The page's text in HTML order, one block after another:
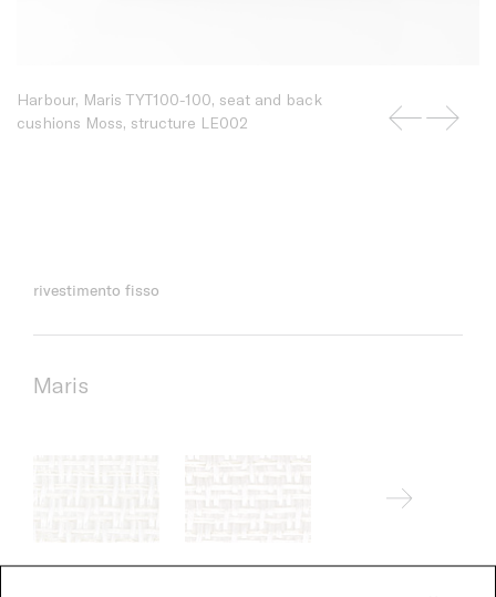
Harbour, Maris TYT100-100, seat and back
cushions Moss, structure LE002
rivestimento fisso
Maris